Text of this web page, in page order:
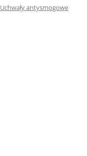
Uchwały antysmogowe